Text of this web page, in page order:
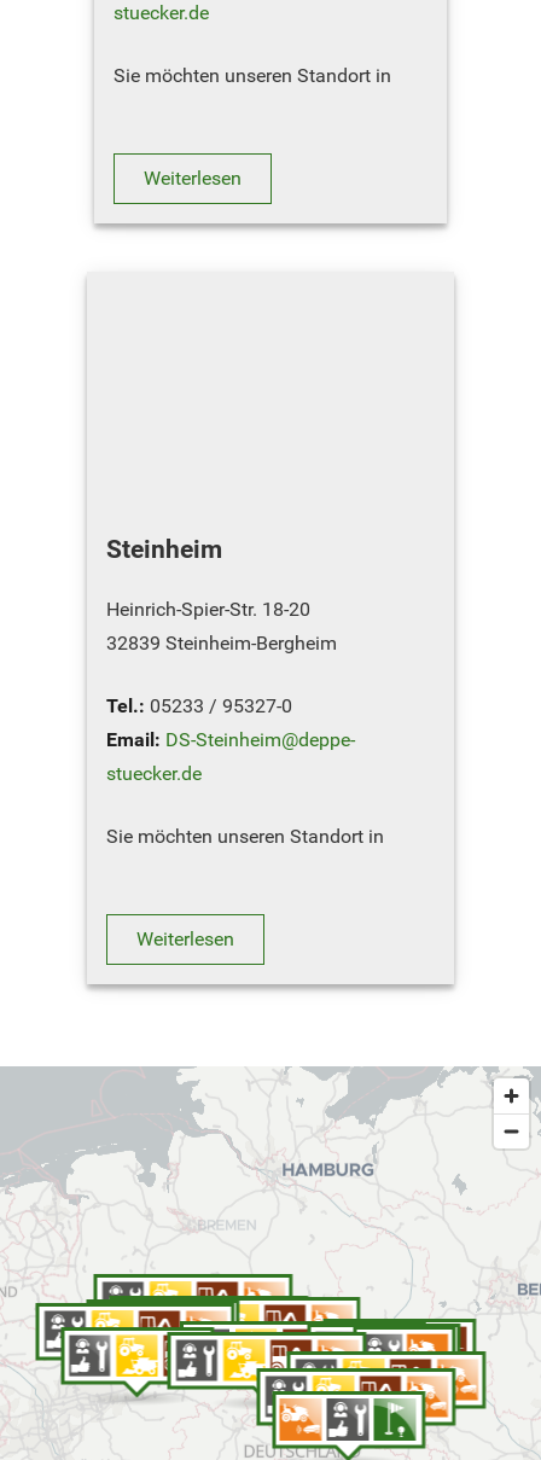
stuecker.de
Sie möchten unseren Standort in
NOTDIENST-RUFNUMMERN
Weiterlesen
Steinheim
Heinrich-Spier-Str. 18-20
32839 Steinheim-Bergheim
Tel.: 05233 / 95327-0
Email: DS-Steinheim@deppe-
stuecker.de
Sie möchten unseren Standort in
NOTDIENST-RU…
Weiterlesen